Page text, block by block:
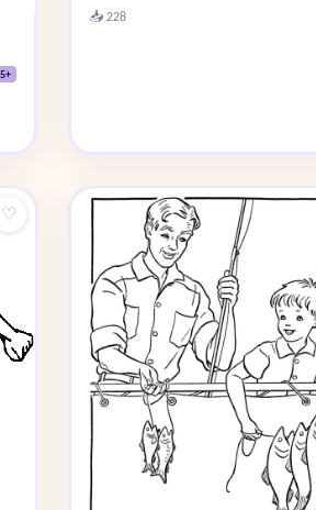
5+
📥 228
♡